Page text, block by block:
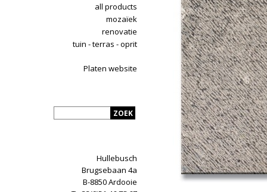
all products
mozaïek
renovatie
tuin - terras - oprit
Platen website
Hullebusch
Brugsebaan 4a
B-8850 Ardooie